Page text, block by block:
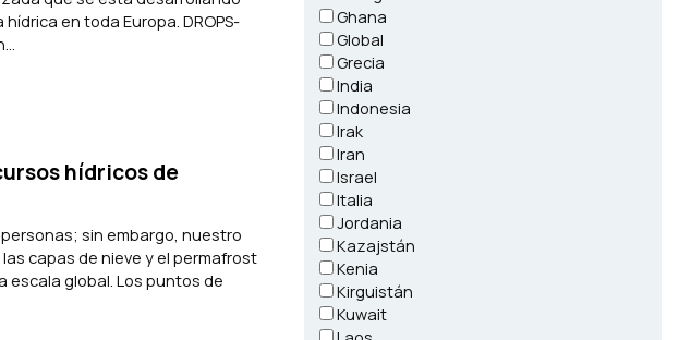
en toda Europa. DROPS-
hídricos de
sin embargo, nuestro
capas de nieve y el permafrost
escala global. Los puntos de
Ghana
Global
Grecia
India
Indonesia
Irak
Iran
Israel
Italia
Jordania
Kazajstán
Kenia
Kirguistán
Kuwait